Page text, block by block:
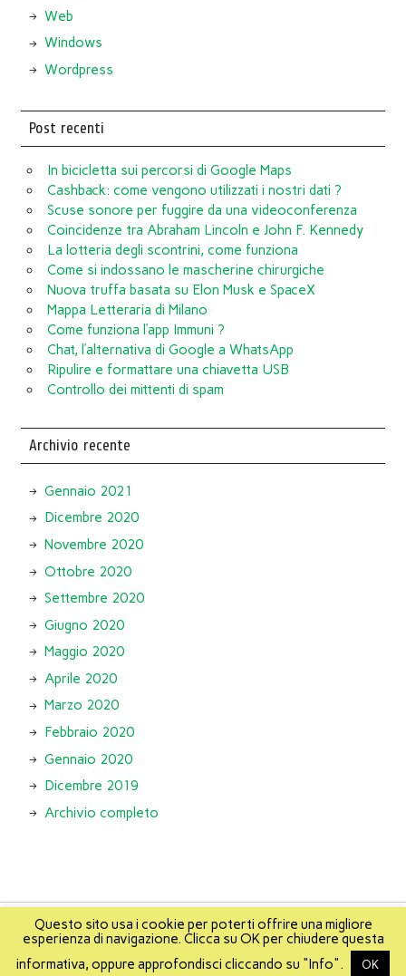
Web
Windows
Wordpress
Post recenti
In bicicletta sui percorsi di Google Maps
Cashback: come vengono utilizzati i nostri dati ?
Scuse sonore per fuggire da una videoconferenza
Coincidenze tra Abraham Lincoln e John F. Kennedy
La lotteria degli scontrini, come funziona
Come si indossano le mascherine chirurgiche
Nuova truffa basata su Elon Musk e SpaceX
Mappa Letteraria di Milano
Come funziona l’app Immuni ?
Chat, l’alternativa di Google a WhatsApp
Ripulire e formattare una chiavetta USB
Controllo dei mittenti di spam
Archivio recente
Gennaio 2021
Dicembre 2020
Novembre 2020
Ottobre 2020
Settembre 2020
Giugno 2020
Maggio 2020
Aprile 2020
Marzo 2020
Febbraio 2020
Gennaio 2020
Dicembre 2019
Archivio completo
About Info About Mikis Mappa del sito
Questo sito usa i cookie per poterti offrire una migliore
esperienza di navigazione. Clicca su OK per chiudere questa
informativa, oppure approfondisci cliccando su "Info".
OK